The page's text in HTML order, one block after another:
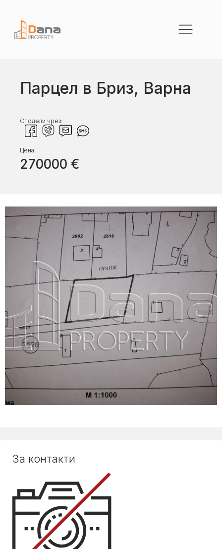
Парцел в Бриз, Варна
Сподели чрез:
Цена:
270000 €
За контакти